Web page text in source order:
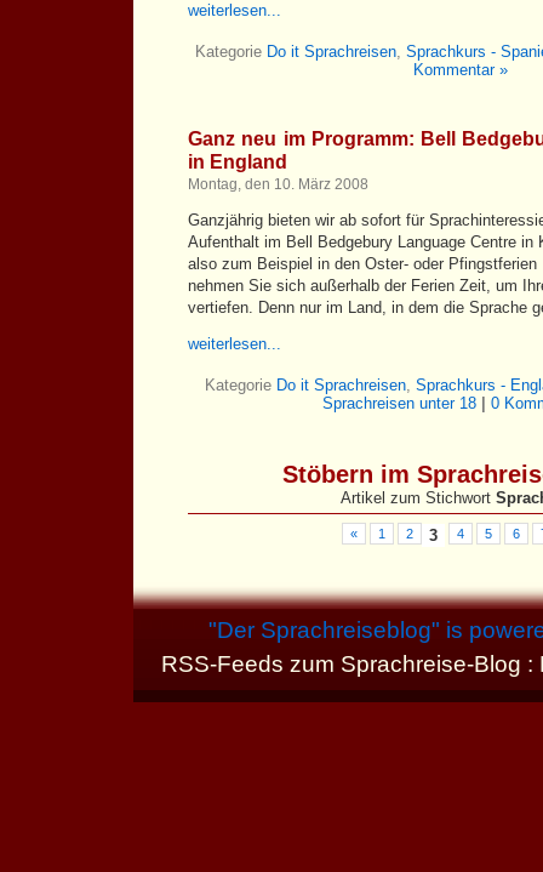
weiterlesen...
Kategorie Do it Sprachreisen, Sprachkurs -
Kommentar »
Ganz neu im Programm: Bell
in England
Montag, den 10. März 2008
Ganzjährig bieten wir ab sofort für
Aufenthalt im Bell Bedgebury Language Centre in
also zum Beispiel in den Oster- oder
nehmen Sie sich außerhalb der Ferien Zeit, um
vertiefen. Denn nur im Land, in dem die Sprache
weiterlesen...
Kategorie Do it Sprachreisen, Sprachkurs -
Sprachreisen unter 18
0
Stöbern im
Artikel zum Stichwort
« 1 2 3 4 5 6
"Der Sprachreiseblog" is
RSS-Feeds zum Sprachreise-Blog :